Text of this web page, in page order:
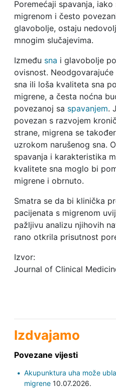
Poremećaji spavanja,
migrenom i često
glavobolje, ostaju
mnogim slučajevima.
Između sna i glavobolje
ovisnost.
sna ili loša kvaliteta sna
migrene, a česta noćna
povezanoj sa spavanjem.
povezan s razvojem
strane, migrena se
uzrokom narušenog sna.
spavanja i karakteristika
kvalitete sna moglo bi
migrene i obrnuto.
Smatra se da bi klinička
pacijenata s migrenom
pažljivu analizu njihovih
rano otkrila prisutnost
Izvor:
Journal of Clinical
Izdvajamo
Povezane vijesti
Akupunktura uha može
migrene10.07.2026.